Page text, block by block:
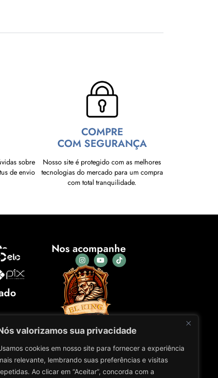
valorizamos sua privacidade
cookies em nosso site para fornecer a experiência
relevante, lembrando suas preferências e visitas
Ao clicar em “Aceitar”, concorda com a
sobre
de envio
COMPRE
COM SEGURANÇA
Nosso site é protegido com as melhores
tecnologias do mercado para um compra
com total tranquilidade.
Nos acompanhe